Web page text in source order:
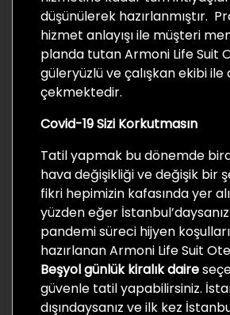
düşünülerek hazırlanmıştır.
hizmet anlayışı ile müşteri
planda tutan Armoni Life Suit
güleryüzlü ve çalışkan ekibi ile
çekmektedir.
Covid-19 Sizi Korkutmasın
Tatil yapmak bu dönemde
hava değişikliği ve değişik bir
fikri hepimizin kafasında yer
yüzden eğer
pandemi süreci hijyen
hazırlanan Armoni Life Suit
Beşyol günlük kiralık daire
güvenle tatil yapabilirsiniz.
dışındaysanız ve ilk kez